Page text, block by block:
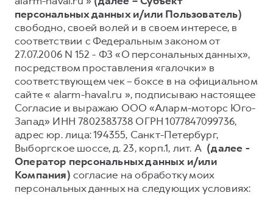
DARGO DARGO X
от 3 499 000 ₽
F7
от 2 899 000 ₽
F7X
от 3 599 000 ₽
Тест-драйв
Трейд-ин
КРЕДИТ И СТРАХОВАНИЕ
Кредитный калькулятор
Страхование
Кредит
КОРПОРАТИВНЫМ КЛИЕНТАМ
Для малого бизнеса
СЕРВИСНОЕ ОБСЛУЖИВАНИЕ
Нулевое ТО
Программа «Помощь на дороге»
Регламенты технического обслуживания
Электронный ПТС
ПОДДЕРЖКА
GWM Безопасность
Гарантия HAVAL
Мобильное приложение GWM
О дилере
Наша команда
Контакты
персональных данных и/или Пользователь)
свободно, своей волей и в своем интересе, в
соответствии с Федеральным законом от
27.07.2006 N 152 - ФЗ «О персональных данных»,
посредством проставления «галочки» в
соответствующем чек – боксе в на официальном
сайте « alarm-haval.ru », подписываю настоящее
Согласие и выражаю ООО «Аларм-моторс Юго-
Запад» ИНН 7802383738 ОГРН 1077847099736,
адрес юр. лица: 194355, Санкт-Петербург,
Выборгское шоссе, д. 23, корп.1, лит. А (далее -
Оператор персональных данных и/или
Компания) согласие на обработку моих
персональных данных на следующих условиях: